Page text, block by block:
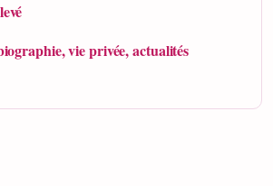
vie privée, actualités